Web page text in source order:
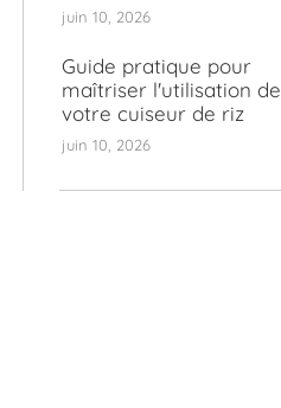
juin 10, 2026
Guide pratique pour
maîtriser l'utilisation de
votre cuiseur de riz
juin 10, 2026